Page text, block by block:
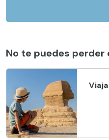
No te puedes perder